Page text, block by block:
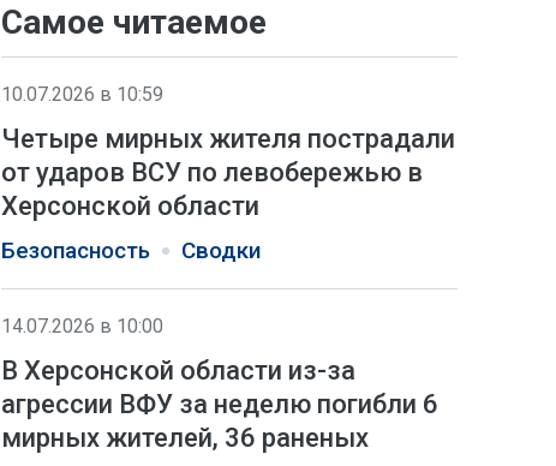
Самое читаемое
10.07.2026 в 10:59
Четыре мирных жителя пострадали
от ударов ВСУ по левобережью в
Херсонской области
Безопасность Сводки
14.07.2026 в 10:00
В Херсонской области из-за
агрессии ВФУ за неделю погибли 6
мирных жителей, 36 раненых